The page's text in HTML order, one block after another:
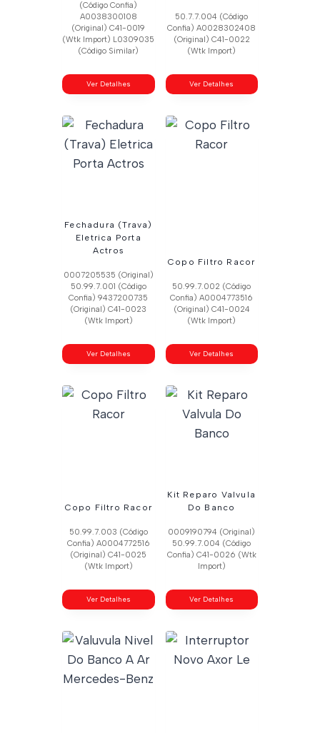
(Código Confia)
A0038300108
(Original) C41-0019
(Wtk Import) L0309035
(Código Similar)
Ver Detalhes
50.7.7.004 (Código
Confia) A0028302408
(Original) C41-0022
(Wtk Import)
Ver Detalhes
Fechadura (Trava)
Eletrica Porta
Actros
0007205535 (Original)
50.99.7.001 (Código
Confia) 9437200735
(Original) C41-0023
(Wtk Import)
Ver Detalhes
Copo Filtro Racor
50.99.7.002 (Código
Confia) A0004773516
(Original) C41-0024
(Wtk Import)
Ver Detalhes
Copo Filtro Racor
50.99.7.003 (Código
Confia) A0004772516
(Original) C41-0025
(Wtk Import)
Ver Detalhes
Kit Reparo Valvula
Do Banco
0009190794 (Original)
50.99.7.004 (Código
Confia) C41-0026 (Wtk
Import)
Ver Detalhes